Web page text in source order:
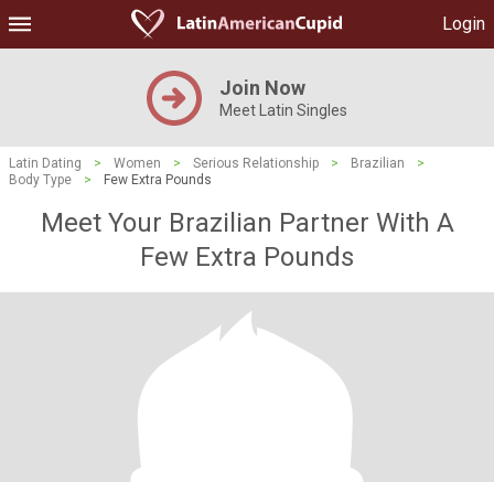
Login
Join Now
Meet Latin Singles
Latin Dating > Women > Serious Relationship > Brazilian
>
Body Type
> Few Extra Pounds
Meet Your Brazilian Partner With A
Few Extra Pounds